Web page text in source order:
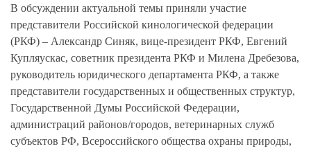
В обсуждении актуальной темы приняли участие
представители Российской кинологической федерации
(РКФ) – Александр Синяк, вице-президент РКФ, Евгений
Купляускас, советник президента РКФ и Милена Дребезова,
руководитель юридического департамента РКФ, а также
представители государственных и общественных структур,
Государственной Думы Российской Федерации,
администраций районов/городов, ветеринарных служб
субъектов РФ, Всероссийского общества охраны природы,